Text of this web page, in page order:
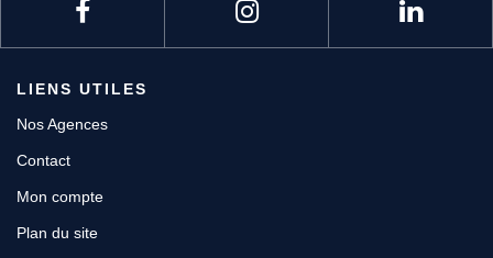
LIENS UTILES
Nos Agences
Contact
Mon compte
Plan du site